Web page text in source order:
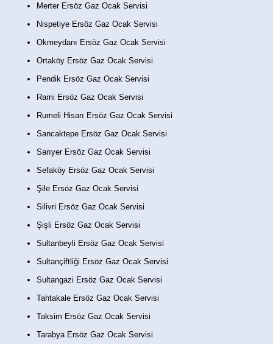
Merter Ersöz Gaz Ocak Servisi
Nispetiye Ersöz Gaz Ocak Servisi
Okmeydanı Ersöz Gaz Ocak Servisi
Ortaköy Ersöz Gaz Ocak Servisi
Pendik Ersöz Gaz Ocak Servisi
Rami Ersöz Gaz Ocak Servisi
Rumeli Hisarı Ersöz Gaz Ocak Servisi
Sancaktepe Ersöz Gaz Ocak Servisi
Sarıyer Ersöz Gaz Ocak Servisi
Sefaköy Ersöz Gaz Ocak Servisi
Şile Ersöz Gaz Ocak Servisi
Silivri Ersöz Gaz Ocak Servisi
Şişli Ersöz Gaz Ocak Servisi
Sultanbeyli Ersöz Gaz Ocak Servisi
Sultançiftliği Ersöz Gaz Ocak Servisi
Sultangazi Ersöz Gaz Ocak Servisi
Tahtakale Ersöz Gaz Ocak Servisi
Taksim Ersöz Gaz Ocak Servisi
Tarabya Ersöz Gaz Ocak Servisi